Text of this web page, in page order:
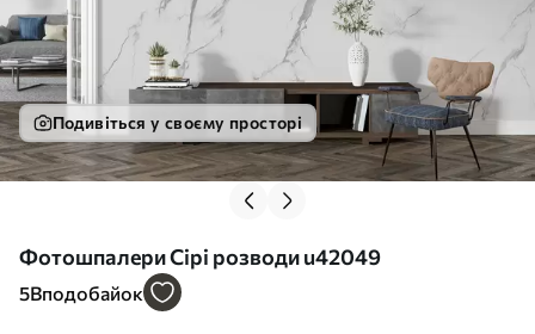
Подивіться у своєму просторі
Фотошпалери Сірі розводи u42049
5Вподобайок